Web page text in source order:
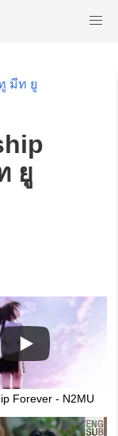
มีท ยู
ยู
Forever - N2MU